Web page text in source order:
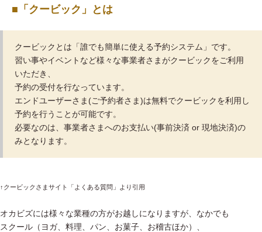
■「クービック」とは
クービックとは「誰でも簡単に使える予約システム」です。
習い事やイベントなど様々な事業者さまがクービックをご利用
いただき、
予約の受付を行なっています。
エンドユーザーさま(ご予約者さま)は無料でクービックを利用し
予約を行うことが可能です。
必要なのは、事業者さまへのお支払い(事前決済 or 現地決済)の
みとなります。
↑クービックさまサイト「よくある質問」より引用
オカビズには様々な業種の方がお越しになりますが、なかでも
スクール（ヨガ、料理、パン、お菓子、お稽古ほか）、